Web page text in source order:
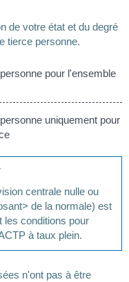
de votre état et du degré
tierce personne.
pour l'ensemble
uniquement pour
centrale nulle ou
de la normale) est
les conditions pour
à taux plein.
n'ont pas à être